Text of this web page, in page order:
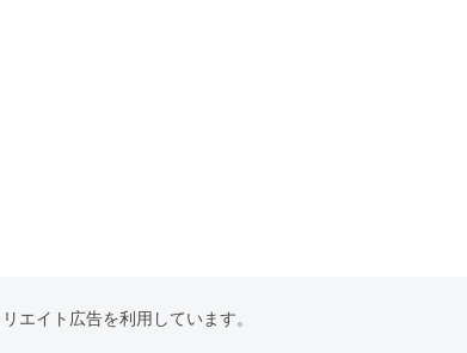
エイト広告を利用しています。